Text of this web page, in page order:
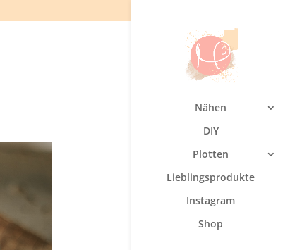
Nähen
DIY
Plotten
Lieblingsprodukte
Instagram
Shop